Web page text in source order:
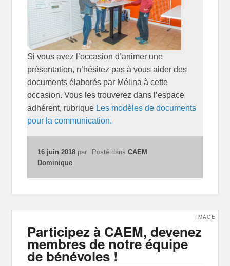
Si vous avez l’occasion d’animer une
présentation, n’hésitez pas à vous aider des
documents élaborés par Mélina à cette
occasion. Vous les trouverez dans l’espace
adhérent, rubrique Les modèles de documents
pour la communication.
16 juin 2018 par
Dominique
Posté dans CAEM
Participez à CAEM, devenez
membres de notre équipe
de bénévoles !
IMAGE